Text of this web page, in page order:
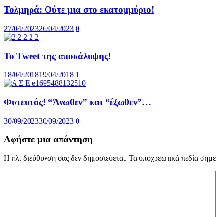
Τολμηρά: Ούτε μια στο εκατομμύριο!
27/04/202326/04/2023 0
Το Tweet της αποκάλυψης!
18/04/201819/04/2018 1
Φυτευτός! “Άνωθεν” και “έξωθεν”…
30/09/202330/09/2023 0
Αφήστε μια απάντηση
Η ηλ. διεύθυνση σας δεν δημοσιεύεται. Τα υποχρεωτικά πεδία